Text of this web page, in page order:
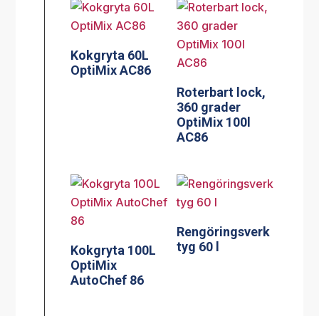
Kokgryta 60L
OptiMix AC86
Roterbart lock,
360 grader
OptiMix 100l
AC86
Kokgryta 100L
OptiMix
AutoChef 86
Rengöringsverk
tyg 60 l